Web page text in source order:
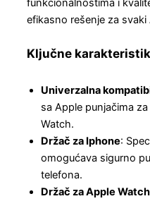
funkcionalnostima i
efikasno rešenje za svaki
Ključne
Univerzalna
sa Apple punjačima
Watch.
Držač za Iphone:
omogućava sigurno
telefona.
Držač za Apple Watch